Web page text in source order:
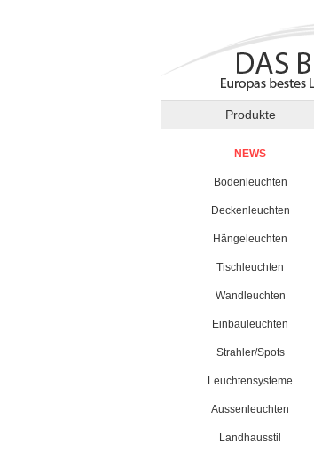
Produkte
NEWS
Bodenleuchten
Deckenleuchten
Hängeleuchten
Tischleuchten
Wandleuchten
Einbauleuchten
Strahler/Spots
Leuchtensysteme
Aussenleuchten
Landhausstil